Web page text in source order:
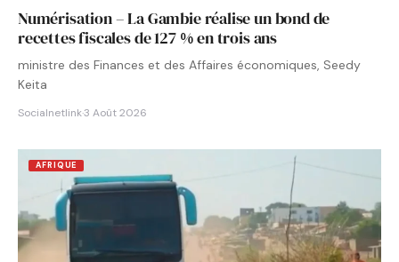
Numérisation – La Gambie réalise un bond de
recettes fiscales de 127 % en trois ans
ministre des Finances et des Affaires économiques, Seedy
Keita
Socialnetlink·3 Août 2026
AFRIQUE